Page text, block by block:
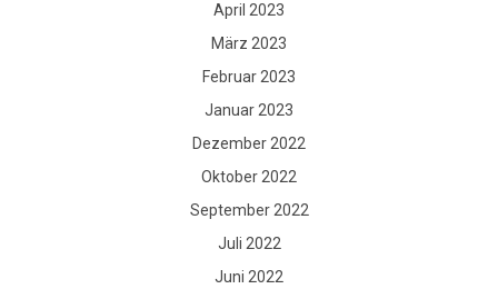
April 2023
März 2023
Februar 2023
Januar 2023
Dezember 2022
Oktober 2022
September 2022
Juli 2022
Juni 2022